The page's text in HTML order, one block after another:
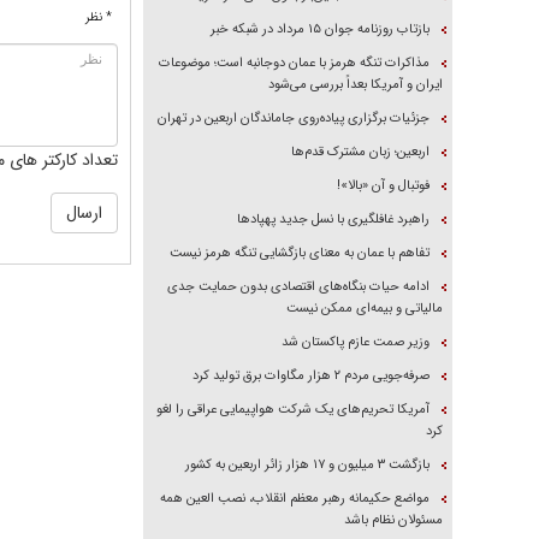
* نظر
تعداد کارکتر های
بازتاب روزنامه جوان ۱۵ مرداد در شبکه خبر
مذاکرات تنگه هرمز با عمان دوجانبه است؛ موضوعات
ایران و آمریکا بعداً بررسی می‌شود
جزئیات برگزاری پیاده‌روی جاماندگان اربعین در تهران
اربعین؛ زبان مشترک قدم‌ها
فوتبال و آن «بالا»!
راهبرد غافلگیری با نسل جدید پهپاد‌ها
تفاهم با عمان به معنای بازگشایی تنگه هرمز نیست
ادامه حیات بنگاه‌های اقتصادی بدون حمایت جدی
مالیاتی و بیمه‌ای ممکن نیست
وزیر صمت عازم پاکستان شد
صرفه‌جویی مردم ۲ هزار مگاوات برق تولید کرد
آمریکا تحریم‌های یک شرکت هواپیمایی عراقی را لغو
کرد
بازگشت ۳ میلیون و ۱۷ هزار زائر اربعین به کشور
مواضع حکیمانه رهبر معظم انقلاب، نصب العین همه
مسئولان نظام باشد